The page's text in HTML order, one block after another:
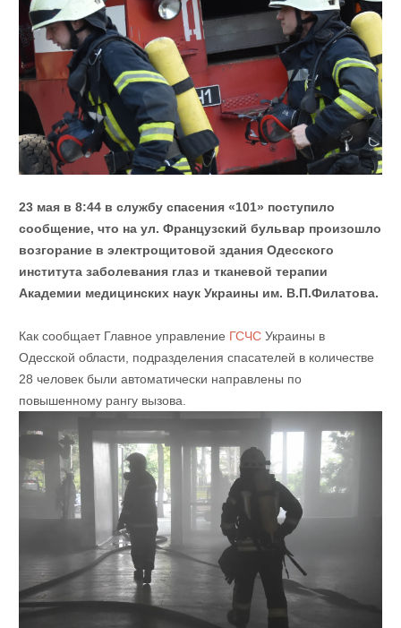
23 мая в 8:44 в службу спасения «101» поступило
сообщение, что на ул. Французский бульвар произошло
возгорание в электрощитовой здания Одесского
института заболевания глаз и тканевой терапии
Академии медицинских наук Украины им. В.П.Филатова.
Как сообщает Главное управление ГСЧСУкраины в
Одесской области, подразделения спасателей в количестве
28 человек были автоматически направлены по
повышенному рангу вызова.